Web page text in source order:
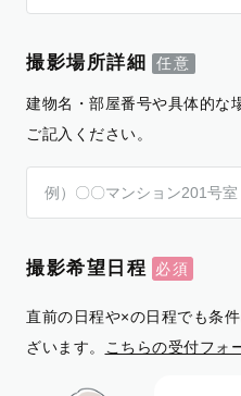
撮影場所詳細
建物名・部屋番号や具体的な
ご記入ください。
撮影希望日程
直前の日程や×の日程でも条
ざいます。
こちらの受付フォ